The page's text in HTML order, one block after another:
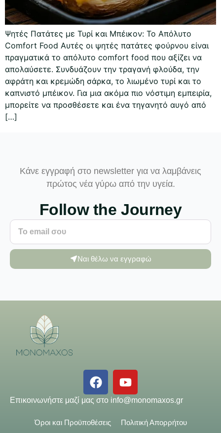
Ψητές Πατάτες με Τυρί και Μπέικον: Το Απόλυτο
Comfort Food Αυτές οι ψητές πατάτες φούρνου είναι
πραγματικά το απόλυτο comfort food που αξίζει να
απολαύσετε. Συνδυάζουν την τραγανή φλούδα, την
αφράτη και κρεμώδη σάρκα, το λιωμένο τυρί και το
καπνιστό μπέικον. Για μια ακόμα πιο νόστιμη εμπειρία,
μπορείτε να προσθέσετε και ένα τηγανητό αυγό από
[…]
Κάνε εγγραφή στο newsletter για να λαμβάνεις
πρώτος νέα γύρω από την υγεία.
Follow the Journey
Ναι θέλω να εγγραφώ
Επικοινωνήστε μαζί μας στο info@monomaxos.gr
Όροι και Προϋποθέσεις Πολιτική Απορρήτου